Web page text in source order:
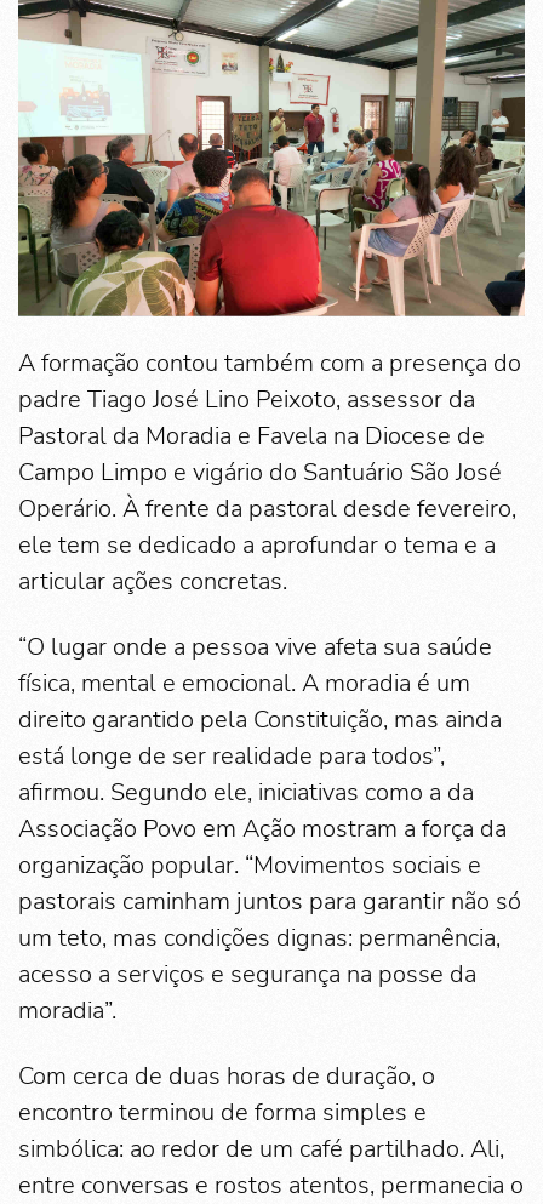
A formação contou também com a presença do
padre Tiago José Lino Peixoto, assessor da
Pastoral da Moradia e Favela na Diocese de
Campo Limpo e vigário do Santuário São José
Operário. À frente da pastoral desde fevereiro,
ele tem se dedicado a aprofundar o tema e a
articular ações concretas.
“O lugar onde a pessoa vive afeta sua saúde
física, mental e emocional. A moradia é um
direito garantido pela Constituição, mas ainda
está longe de ser realidade para todos”,
afirmou. Segundo ele, iniciativas como a da
Associação Povo em Ação mostram a força da
organização popular. “Movimentos sociais e
pastorais caminham juntos para garantir não só
um teto, mas condições dignas: permanência,
acesso a serviços e segurança na posse da
moradia”.
Com cerca de duas horas de duração, o
encontro terminou de forma simples e
simbólica: ao redor de um café partilhado. Ali,
entre conversas e rostos atentos, permanecia o